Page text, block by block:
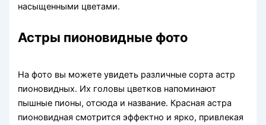
насыщенными цветами.
Астры пионовидные фото
На фото вы можете увидеть различные сорта астр
пионовидных. Их головы цветков напоминают
пышные пионы, отсюда и название. Красная астра
пионовидная смотрится эффектно и ярко, привлекая